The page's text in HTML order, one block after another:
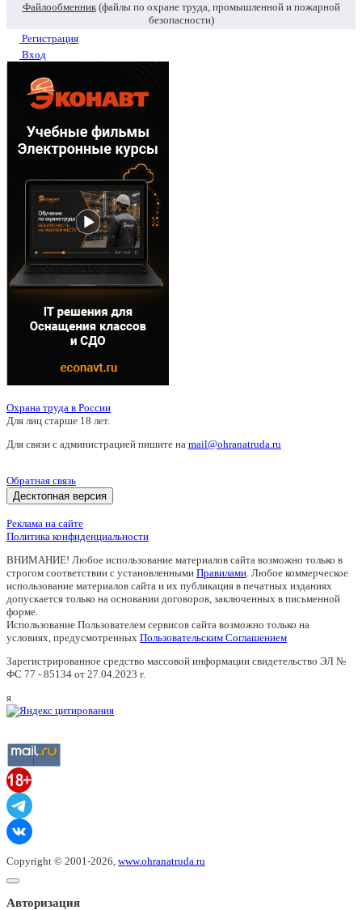
Файлообменник(файлы по охране труда, промышленной и пожарной
безопасности)
Регистрация
Вход
Охрана труда в России
Для лиц старше 18 лет.
Для связи с администрацией пишите на mail@ohranatruda.ru
Обратная связь
Десктопная версия
Реклама на сайте
Политика конфиденциальности
ВНИМАНИЕ! Любое использование материалов сайта возможно только в
строгом соответствии с установленными Правилами . Любое коммерческое
использование материалов сайта и их публикация в печатных изданиях
допускается только на основании договоров, заключенных в письменной
форме.
Использование Пользователем сервисов сайта возможно только на
условиях, предусмотренных Пользовательским Соглашением
Зарегистрированное средство массовой информации свидетельство ЭЛ №
ФС 77 - 85134 от 27.04.2023 г.
я
Copyright © 2001-2026, www.ohranatruda.ru
Авторизация